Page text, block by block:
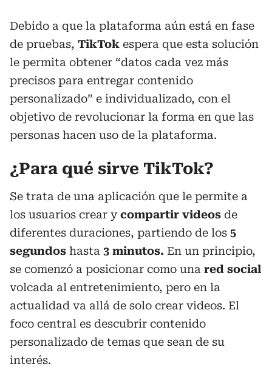
Debido a que la plataforma aún está en fase
de pruebas, TikTok espera que esta solución
le permita obtener “datos cada vez más
precisos para entregar contenido
personalizado” e individualizado, con el
objetivo de revolucionar la forma en que las
personas hacen uso de la plataforma.
¿Para qué sirve TikTok?
Se trata de una aplicación que le permite a
los usuarios crear ycompartir videos de
diferentes duraciones, partiendo de los 5
segundos hasta 3 minutos. En un principio,
se comenzó a posicionar como una red social
volcada al entretenimiento, pero en la
actualidad va allá de solo crear videos. El
foco central es descubrir contenido
personalizado de temas que sean de su
interés.